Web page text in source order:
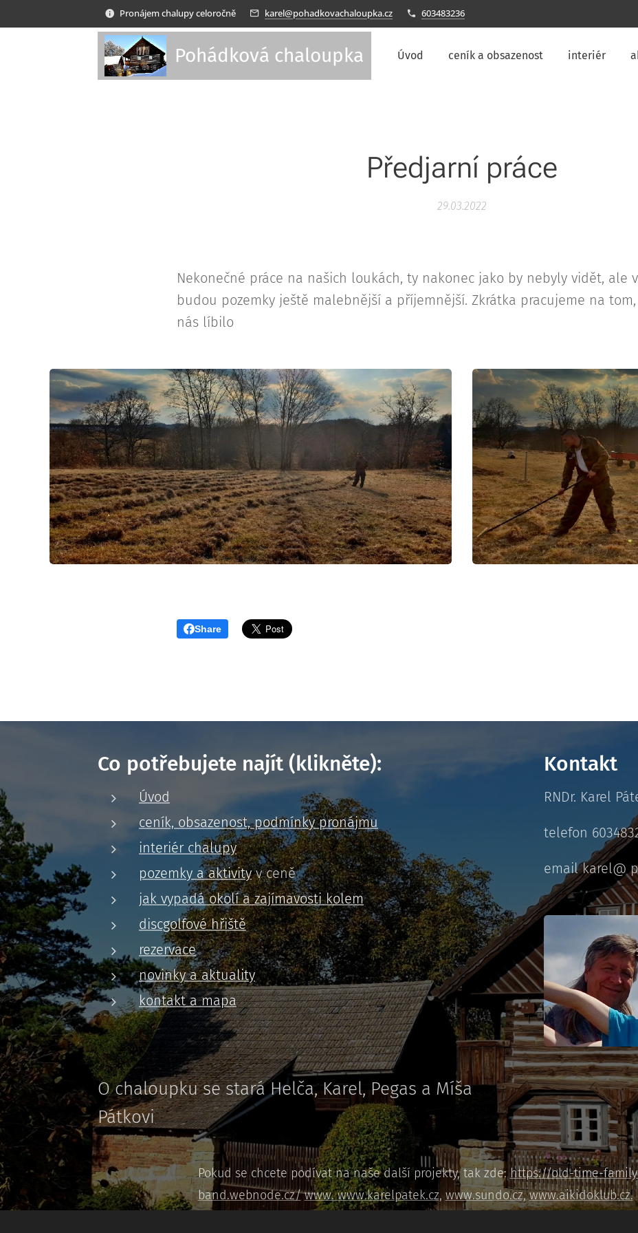
Pronájem chalupy celoročně karel@pohadkovachaloupka.cz 603483236
Pohádková chaloupka Úvod ceník a obsazenost interiér
Předjarní práce
29.03.2022
Nekonečné práce na našich loukách, ty nakonec jako by nebyly vidět, ale
budou pozemky ještě malebnější a příjemnější. Zkrátka pracujeme na
nás líbilo
Share
Co potřebujete najít (klikněte):
Úvod
ceník, obsazenost, podmínky pronájmu
interiér chalupy
pozemky a aktivityv ceně
jak vypadá okolí a zajímavosti kolem
discgolfové hřiště
rezervace
novinky a aktuality
kontakt a mapa
O chaloupku se stará Helča, Karel, Pegas a Míša
Pátkovi
Kontakt
RNDr. Karel
telefon
email karel@
Pokud se chcete podívat na naše další projekty, tak zde: https://old-time-
band.webnode.cz/ www. www.karelpatek.cz, www.sundo.cz, www.aikidoklub.cz.